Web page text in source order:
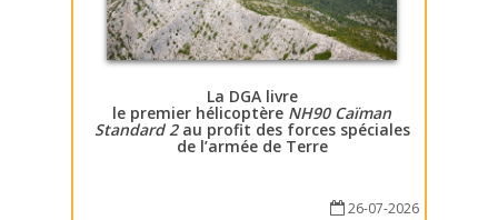
La DGA livre
le premier hélicoptère NH90 Caïman
Standard 2au profit des forces spéciales
de l’armée de Terre
26-07-2026